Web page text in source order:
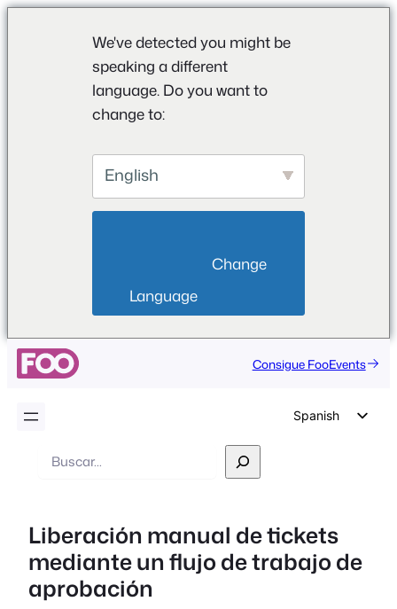
We've detected you might be
speaking a different
language. Do you want to
change to:
English
Language
Consigue FooEvents
Spanish
Italian
Portuguese
Buscar
Liberación manual de tickets
mediante un flujo de trabajo de
aprobación